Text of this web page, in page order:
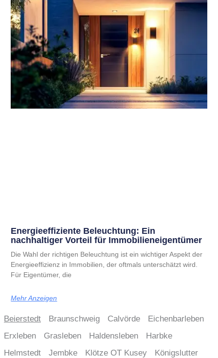
Energieeffiziente Beleuchtung: Ein
nachhaltiger Vorteil für Immobilieneigentümer
Die Wahl der richtigen Beleuchtung ist ein wichtiger Aspekt der
Energieeffizienz in Immobilien, der oftmals unterschätzt wird.
Für Eigentümer, die
Mehr Anzeigen
Beierstedt Braunschweig Calvörde
Eichenbarleben
Erxleben
Grasleben Haldensleben
Harbke
Helmstedt
Jembke Klötze OT Kusey
Königslutter